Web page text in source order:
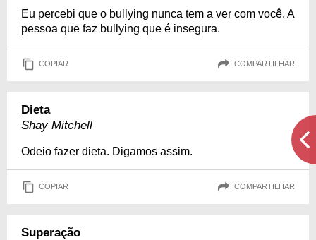
Eu percebi que o bullying nunca tem a ver com você. A
pessoa que faz bullying que é insegura.
COPIAR COMPARTILHAR
Dieta
Shay Mitchell
Odeio fazer dieta. Digamos assim.
COPIAR COMPARTILHAR
Superação